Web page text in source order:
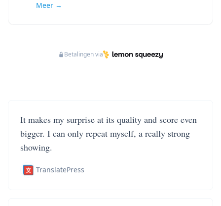
Meer →
Betalingen via
It makes my surprise at its quality and score even
bigger. I can only repeat myself, a really strong
showing.
TranslatePress